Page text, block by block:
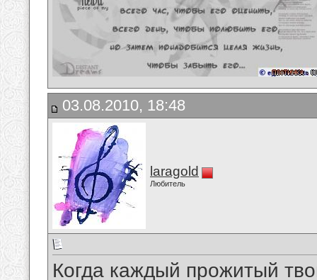
03.08.2010, 18:48
laragold
Любитель
Когда каждый прожитый